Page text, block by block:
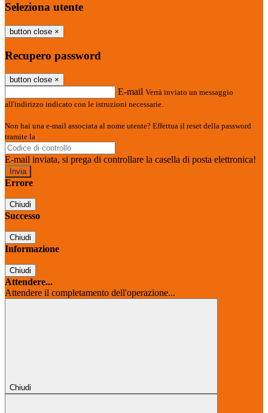
Seleziona utente
button close ×
Recupero password
button close ×
E-mail Verrà inviato un messaggio
all'indirizzo indicato con le istruzioni necessarie.
Non hai una e-mail associata al nome utente? Effettua il reset della password
tramite la
E-mail inviata, si prega di controllare la casella di posta elettronica!
Errore
Chiudi
Successo
Chiudi
Informazione
Chiudi
Attendere...
Attendere il completamento dell'operazione...
Chiudi